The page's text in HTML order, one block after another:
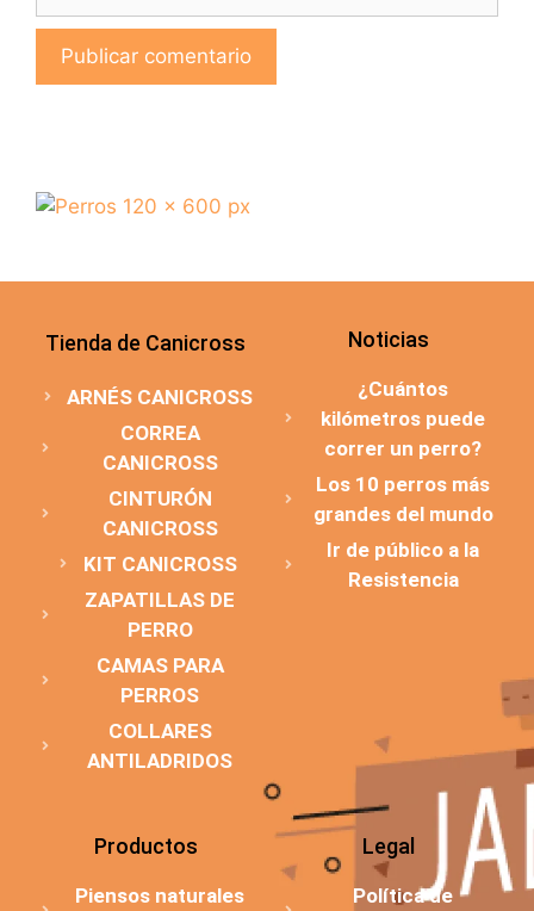
Tienda de Canicross
ARNÉS CANICROSS
CORREA
CANICROSS
CINTURÓN
CANICROSS
KIT CANICROSS
ZAPATILLAS DE
PERRO
CAMAS PARA
PERROS
COLLARES
ANTILADRIDOS
Noticias
¿Cuántos
kilómetros puede
correr un perro?
Los 10 perros más
grandes del mundo
Ir de público a la
Resistencia
Productos
Piensos naturales
Legal
Política de